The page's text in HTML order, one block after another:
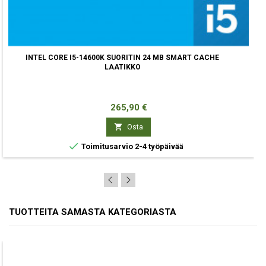
INTEL CORE I5-14600K SUORITIN 24 MB SMART CACHE
LAATIKKO
Hinta
265,90 €
 Osta
 Toimitusarvio 2-4 työpäivää
TUOTTEITA SAMASTA KATEGORIASTA